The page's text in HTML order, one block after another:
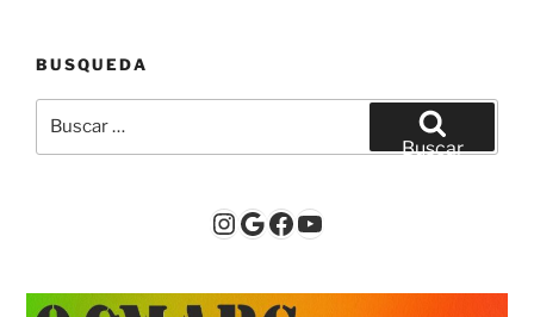
BUSQUEDA
por:
Buscar
Instagram
Google
Facebook
YouTube